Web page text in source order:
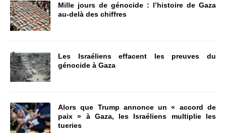
Mille jours de génocide : l’histoire de Gaza
au-delà des chiffres
Les Israéliens effacent les preuves du
génocide à Gaza
Alors que Trump annonce un « accord de
paix » à Gaza, les Israéliens multiplie les
tueries